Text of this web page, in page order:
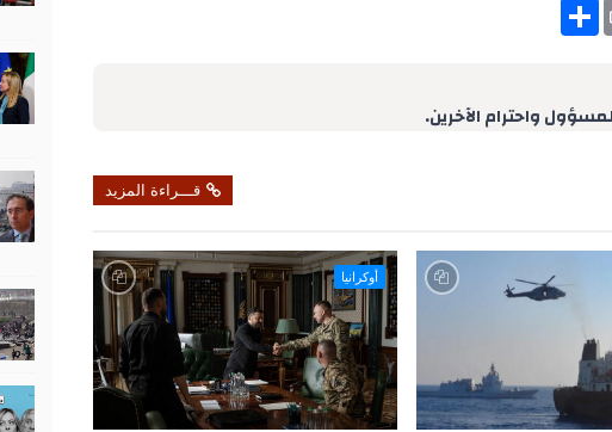
S
h
واحترام الآخرين.
قـــراءة المزيد
أوكرانيا